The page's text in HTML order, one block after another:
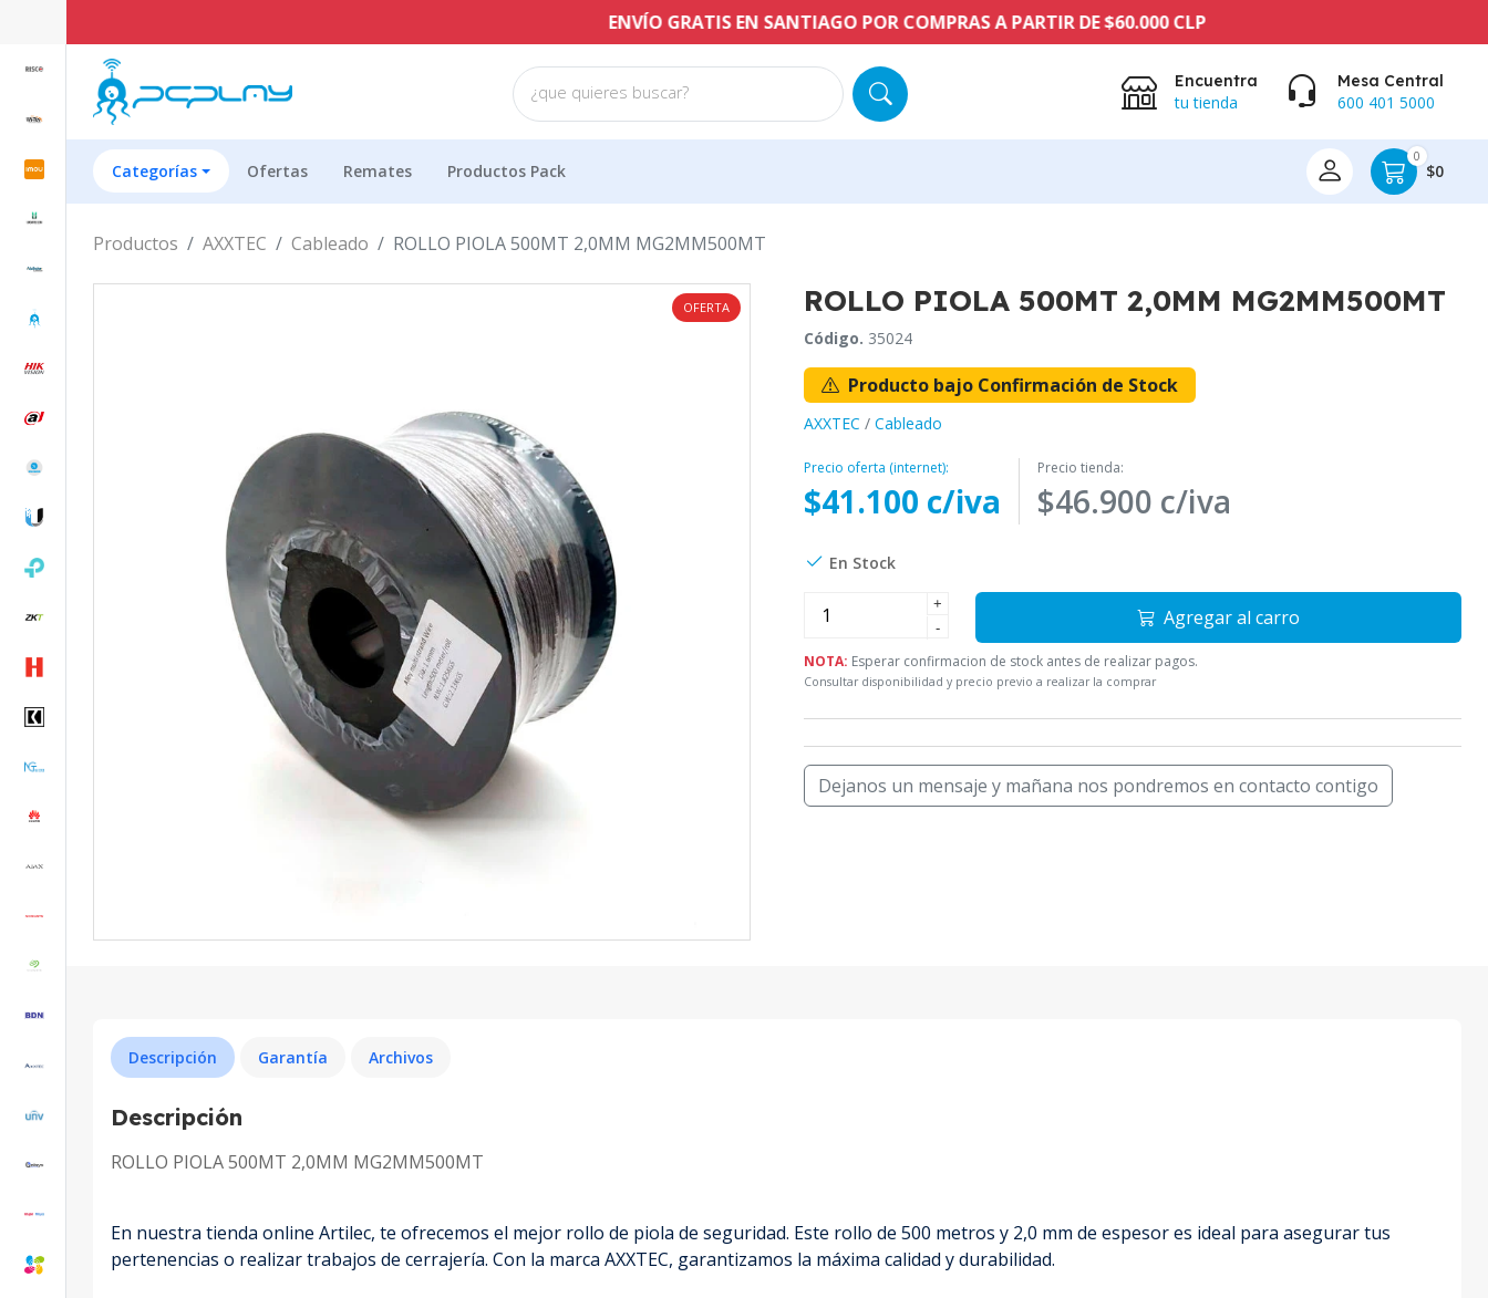
ENVÍO GRATIS EN SANTIAGO POR COMPRAS A PARTIR DE $60.000 CLP
¿que quieres buscar?
Encuentra
tu tienda
Mesa Central
600 401 5000
Categorías Ofertas Remates Productos Pack
0
$0
Productos AXXTEC Cableado ROLLO PIOLA 500MT 2,0MM MG2MM500MT
OFERTA ROLLO PIOLA 500MT 2,0MM MG2MM500MT
Código. 35024
Producto bajo Confirmación de Stock
AXXTEC / Cableado
Precio oferta (internet):
$41.100 c/iva
Precio tienda:
$46.900 c/iva
En Stock
+
-
Agregar al carro
NOTA: Esperar confirmacion de stock antes de realizar pagos.
Consultar disponibilidad y precio previo a realizar la comprar
Dejanos un mensaje y mañana nos pondremos en contacto contigo
Descripción Garantía Archivos
Descripción
ROLLO PIOLA 500MT 2,0MM MG2MM500MT
En nuestra tienda online Artilec, te ofrecemos el mejor rollo de piola de seguridad. Este rollo de 500 metros y 2,0 mm de espesor es ideal para asegurar tus
pertenencias o realizar trabajos de cerrajería. Con la marca AXXTEC, garantizamos la máxima calidad y durabilidad.